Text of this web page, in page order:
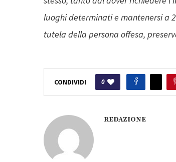
luoghi determinati e mantenersi a
tutela della persona offesa,
CONDIVIDI 0
REDAZIONE